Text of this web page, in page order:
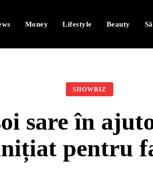
Money Lifestyle Beauty
SHOWBIZ
sare în
pentru